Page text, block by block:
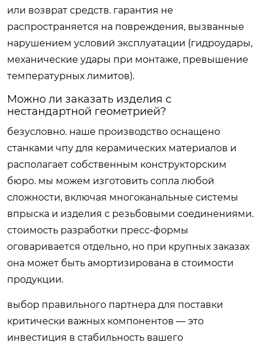
или возврат средств. гарантия не
распространяется на повреждения, вызванные
нарушением условий эксплуатации (гидроудары,
механические удары при монтаже, превышение
температурных лимитов).
Можно ли заказать изделия с
нестандартной геометрией?
безусловно. наше производство оснащено
станками чпу для керамических материалов и
располагает собственным конструкторским
бюро. мы можем изготовить сопла любой
сложности, включая многоканальные системы
впрыска и изделия с резьбовыми соединениями.
стоимость разработки пресс-формы
оговаривается отдельно, но при крупных заказах
она может быть амортизирована в стоимости
продукции.
выбор правильного партнера для поставки
критически важных компонентов — это
инвестиция в стабильность вашего